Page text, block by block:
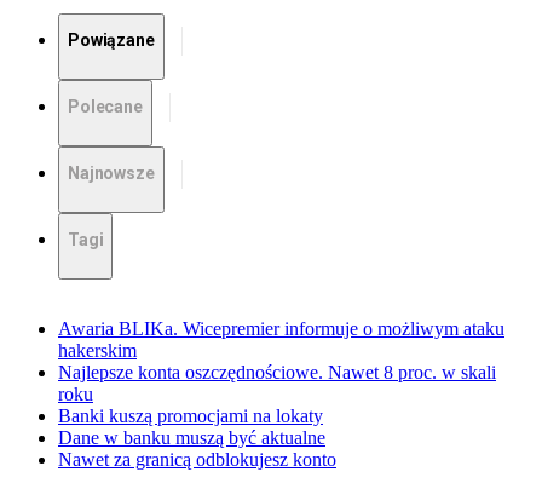
Powiązane
Polecane
Najnowsze
Tagi
Awaria BLIKa. Wicepremier informuje o możliwym ataku
hakerskim
Najlepsze konta oszczędnościowe. Nawet 8 proc. w skali
roku
Banki kuszą promocjami na lokaty
Dane w banku muszą być aktualne
Nawet za granicą odblokujesz konto